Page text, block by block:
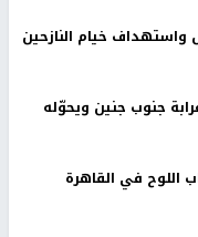
واستهداف خيام النازحين
جنوب جنين ويحوّله
في القاهرة